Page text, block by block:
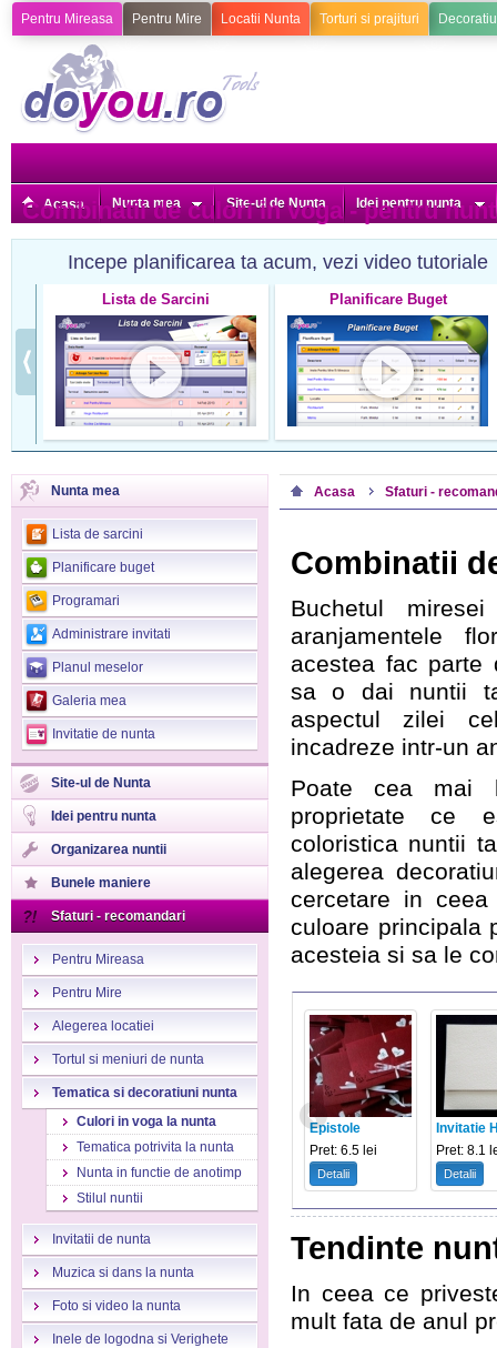
Pentru Mireasa Pentru Mire Locatii Nunta Torturi si prajituri
Acasa Nunta mea Site-ul de Nunta Idei pentru nunta
Combinatii de culori in voga - pentru
Incepe planificarea ta acum, vezi video tutoriale
Lista de Sarcini Planificare Buget
Nunta mea
Lista de sarcini
Planificare buget
Programari
Administrare invitati
Planul meselor
Galeria mea
Invitatie de nunta
Site-ul de Nunta
Idei pentru nunta
Organizarea nuntii
Bunele maniere
Sfaturi - recomandari
Pentru Mireasa
Pentru Mire
Alegerea locatiei
Tortul si meniuri de nunta
Tematica si decoratiuni nunta
Culori in voga la nunta
Tematica potrivita la nunta
Nunta in functie de anotimp
Stilul nuntii
Invitatii de nunta
Muzica si dans la nunta
Foto si video la nunta
Inele de logodna si Verighete
Acasa Sfaturi -
Combinatii
Buchetul
aranjamentele
acestea fac parte
sa o dai nuntii
aspectul zilei
incadreze intr-un
Poate cea mai
proprietate ce
coloristica nuntii
alegerea
cercetare in
culoare principala
acesteia si sa le
Epistole
Pret: 6.5 lei
Detalii
Invitatie
Pret: 8.1
Detalii
Tendinte
In ceea ce
mult fata de anul